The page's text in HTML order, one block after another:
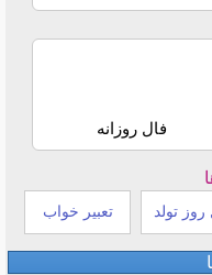
فال روزانه
روز تولد تعبیر خواب